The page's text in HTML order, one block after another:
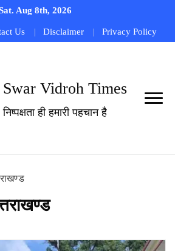
Aug 8th, 2026
Us Disclaimer Privacy Policy
Swar Vidroh Times
निष्पक्षता ही हमारी पहचान है